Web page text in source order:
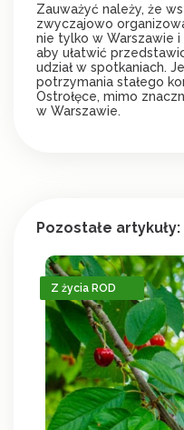
Zauważyć należy, że
zwyczajowo
nie tylko w Warszawie
aby ułatwić
udział w spotkaniach.
potrzymania stałego
Ostrołęce, mimo
w Warszawie.
Pozostałe artykuły:
Z życia ROD